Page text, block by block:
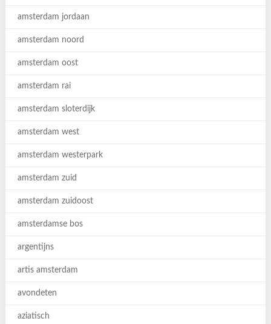
amsterdam jordaan
amsterdam noord
amsterdam oost
amsterdam rai
amsterdam sloterdijk
amsterdam west
amsterdam westerpark
amsterdam zuid
amsterdam zuidoost
amsterdamse bos
argentijns
artis amsterdam
avondeten
aziatisch